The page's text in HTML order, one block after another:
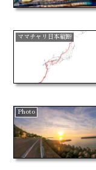
ママチャリ日本縦断
Photo